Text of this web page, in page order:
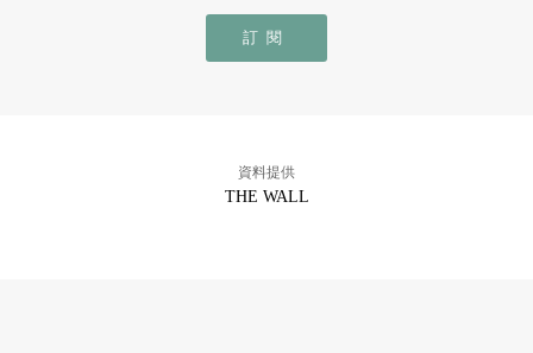
訂閱
資料提供
THE WALL